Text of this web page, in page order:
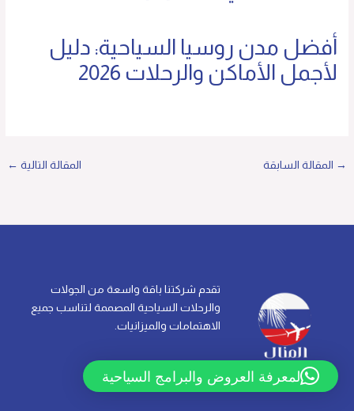
أفضل مدن روسيا السياحية: دليل
لأجمل الأماكن والرحلات 2026
→ المقالة السابقة المقالة التالية ←
تقدم شركتنا باقة واسعة من الجولات
والرحلات السياحية المصممة لتناسب جميع
الاهتمامات والميزانيات.
لمعرفة العروض والبرامج السياحية